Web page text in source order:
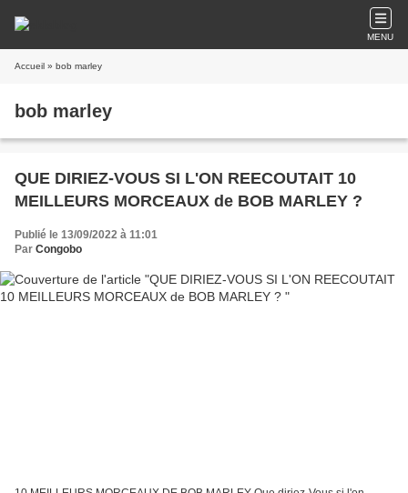
MENU
Accueil » bob marley
bob marley
QUE DIRIEZ-VOUS SI L'ON REECOUTAIT 10
MEILLEURS MORCEAUX de BOB MARLEY ?
Publié le 13/09/2022 à 11:01
Par Congobo